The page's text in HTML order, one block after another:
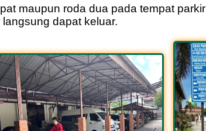
maupun roda dua pada tempat parkir
langsung dapat keluar.